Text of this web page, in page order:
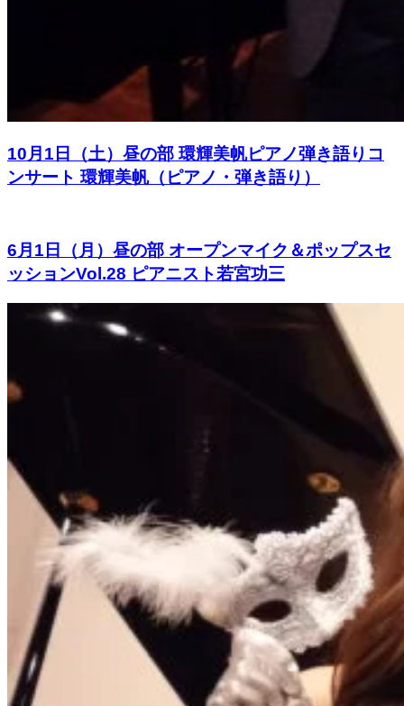
10月1日（土）昼の部 環輝美帆ピアノ弾き語りコ
ンサート 環輝美帆（ピアノ・弾き語り）
6月1日（月）昼の部 オープンマイク＆ポップスセ
ッションVol.28 ピアニスト若宮功三